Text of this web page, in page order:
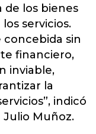
de los bienes
servicios.
concebida sin
financiero,
inviable,
la
indicó
Muñoz.